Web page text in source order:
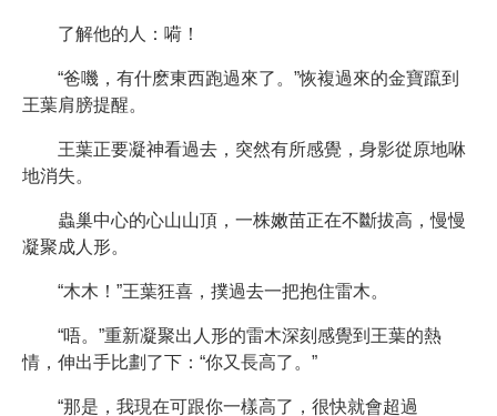
了解他的人：嗬！
“爸嘰，有什麽東西跑過來了。”恢複過來的金寶躥到
王葉肩膀提醒。
王葉正要凝神看過去，突然有所感覺，身影從原地咻
地消失。
蟲巢中心的心山山頂，一株嫩苗正在不斷拔高，慢慢
凝聚成人形。
“木木！”王葉狂喜，撲過去一把抱住雷木。
“唔。”重新凝聚出人形的雷木深刻感覺到王葉的熱
情，伸出手比劃了下：“你又長高了。”
“那是，我現在可跟你一樣高了，很快就會超過